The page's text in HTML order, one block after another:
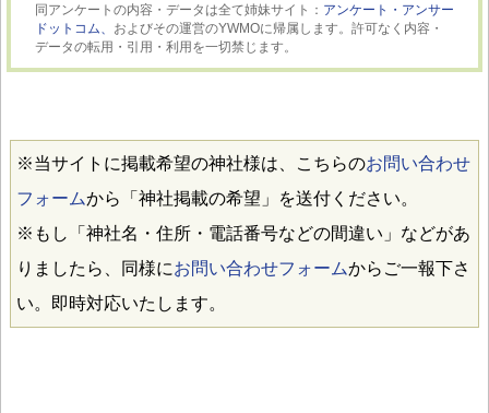
同アンケートの内容・データは全て姉妹サイト： アンケート・アンサー
ドットコム、 およびその運営のYWMOに帰属します。許可なく内容・
データの転用・引用・利用を一切禁じます。
※当サイトに掲載希望の神社様は、こちらのお問い合わせ
フォームから「神社掲載の希望」を送付ください。
※もし「神社名・住所・電話番号などの間違い」などがあ
りましたら、同様にお問い合わせフォームからご一報下さ
い。即時対応いたします。